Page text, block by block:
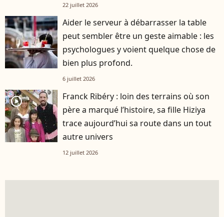
22 juillet 2026
Aider le serveur à débarrasser la table
peut sembler être un geste aimable : les
psychologues y voient quelque chose de
bien plus profond.
6 juillet 2026
player2
Franck Ribéry : loin des terrains où son
père a marqué l’histoire, sa fille Hiziya
trace aujourd’hui sa route dans un tout
autre univers
12 juillet 2026